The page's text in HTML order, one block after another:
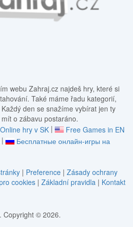
webu Zahraj.cz najdeš hry, které si
Také máme řadu kategorií,
den se snažíme vybírat jen ty
o zábavu postaráno.
Online hry v SK |
Free Games in EN
|
Бесплатные онлайн-игры на
| Preference | Zásady ochrany
cookies | Základní pravidla | Kontakt
Copyright © 2026.